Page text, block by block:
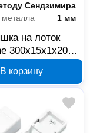
Сендзимира
1 мм
на лоток
300х15х1х2000
В корзину